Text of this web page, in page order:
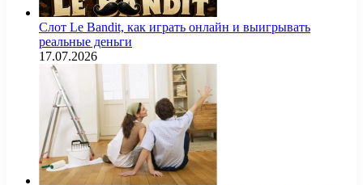
Слот Le Bandit, как играть онлайн и выигрывать
реальные деньги
17.07.2026